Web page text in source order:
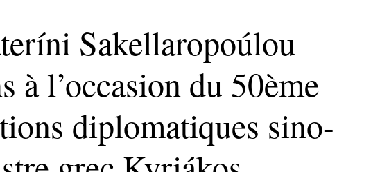
Sakellaropoúlou
à l’occasion du 50ème
diplomatiques sino-